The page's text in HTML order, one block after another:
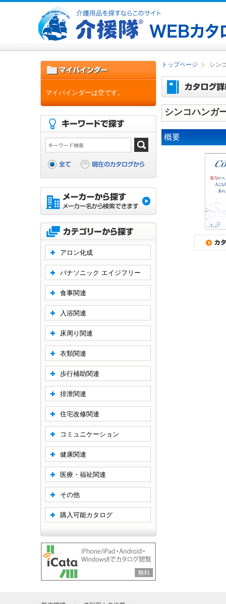
トップページ シン
シンコハンガ
概要
マイバインダーは空です。
アロン化成
パナソニック エイジフリー
食事関連
入浴関連
床周り関連
衣類関連
歩行補助関連
排泄関連
住宅改修関連
コミュニケーション
健康関連
医療・福祉関連
その他
購入可能カタログ